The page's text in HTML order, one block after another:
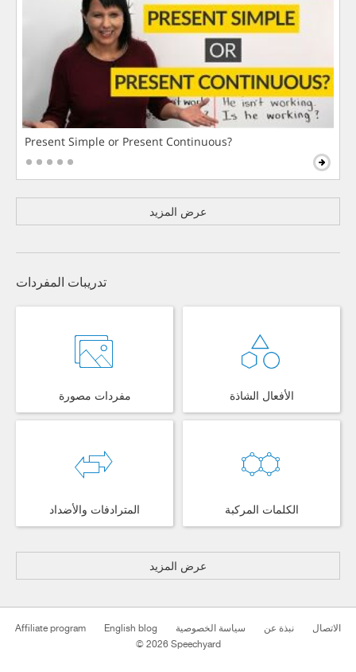
Present Simple or Present Continuous?
عرض المزيد
تدريبات المفردات
مفردات مصورة الأفعال الشاذة
المترادفات والأضداد الكلمات المركبة
عرض المزيد
Affiliate program English blog سياسة الخصوصية نبذة عن
الاتصال
© 2026 Speechyard